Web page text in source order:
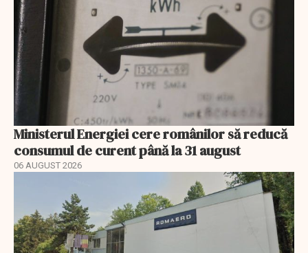
Ministerul Energiei cere românilor să reducă
consumul de curent până la 31 august
06 AUGUST 2026